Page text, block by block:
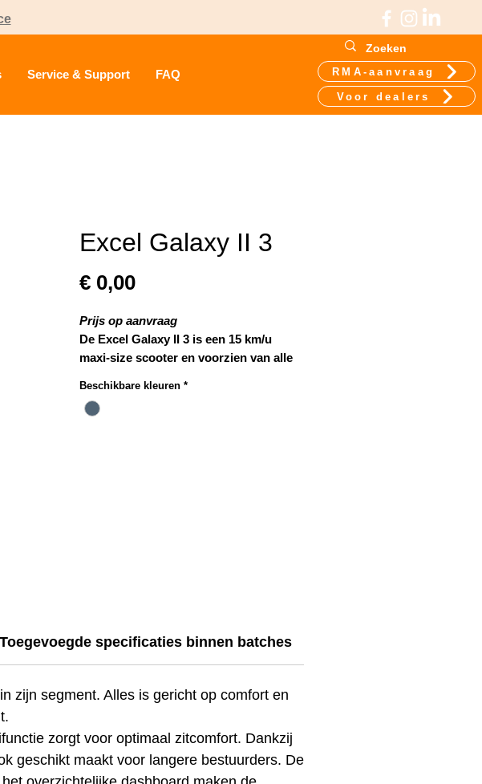
Service & Support FAQ RMA-aanvraag
Voor dealers
Excel Galaxy II 3
€ 0,00Prijs
Prijs op aanvraag
De Excel Galaxy II 3 is een 15 km/u
maxi-size scooter en voorzien van alle
deze scooter tot uw uitstekende partner
Beschikbare kleuren *
Toegevoegde specificaties binnen batches
zijn segment. Alles is gericht op comfort en
zorgt voor optimaal zitcomfort. Dankzij
geschikt maakt voor langere bestuurders. De